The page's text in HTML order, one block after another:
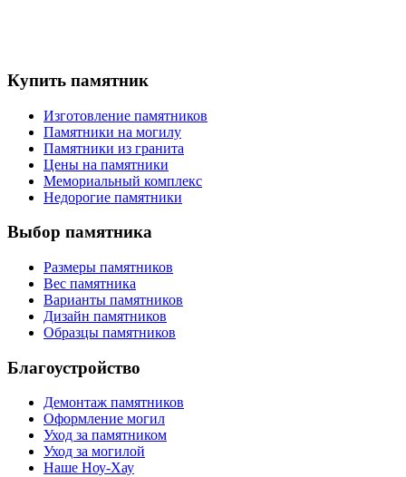
Купить памятник
Изготовление памятников
Памятники на могилу
Памятники из гранита
Цены на памятники
Мемориальный комплекс
Недорогие памятники
Выбор памятника
Размеры памятников
Вес памятника
Варианты памятников
Дизайн памятников
Образцы памятников
Благоустройство
Демонтаж памятников
Оформление могил
Уход за памятником
Уход за могилой
Наше Ноу-Хау